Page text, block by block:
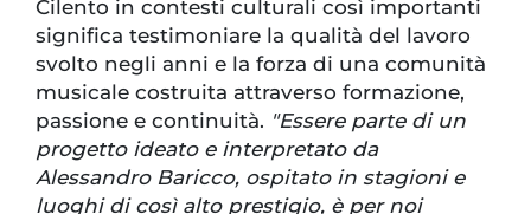
Cilento in contesti culturali così importanti
significa testimoniare la qualità del lavoro
svolto negli anni e la forza di una comunità
musicale costruita attraverso formazione,
passione e continuità. "Essere parte di un
progetto ideato e interpretato da
Alessandro Baricco, ospitato in stagioni e
luoghi di così alto prestigio, è per noi